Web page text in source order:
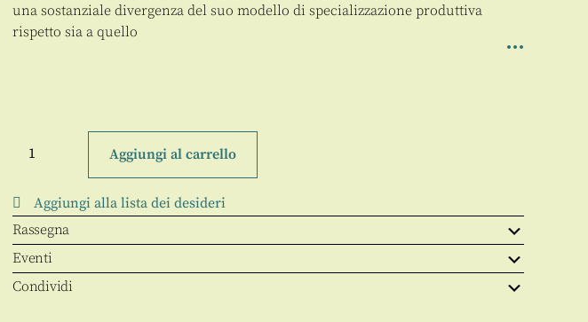
una sostanziale divergenza del suo modello di specializzazione produttiva
rispetto sia a quello
modello
c'era
quantità
Aggiungi al carrello
Aggiungi alla lista dei desideri
Rassegna
Eventi
Condividi